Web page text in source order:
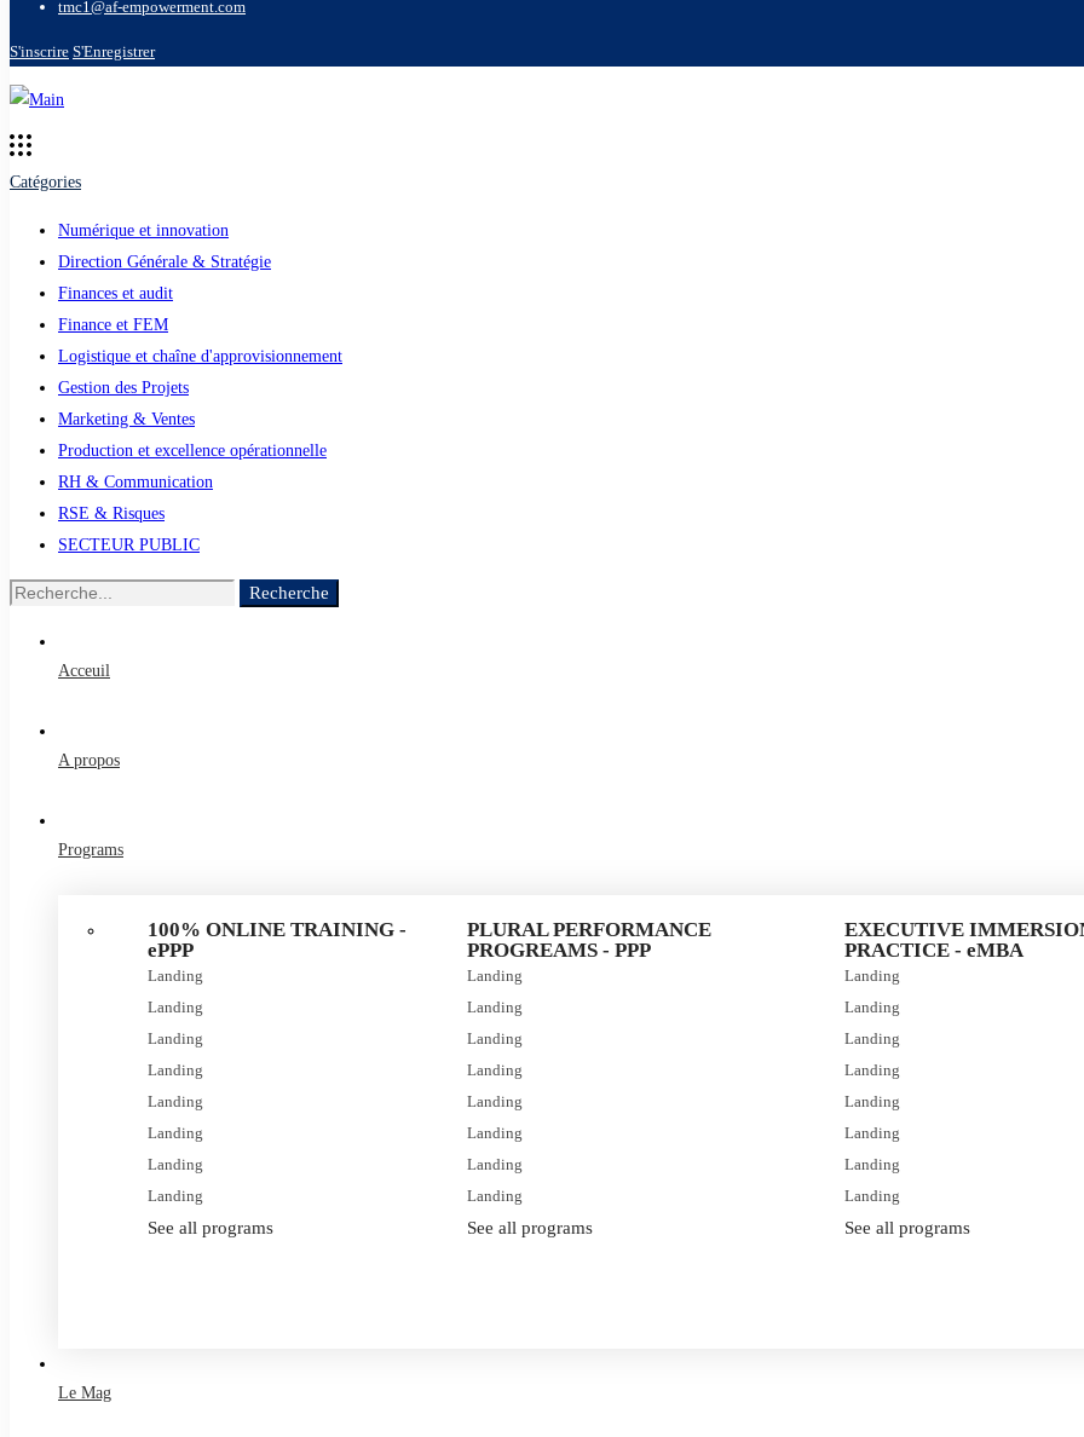
tmc1@af-empowerment.com
S'inscrire S'Enregistrer
Catégories
Numérique et innovation
Direction Générale & Stratégie
Finances et audit
Finance et FEM
Logistique et chaîne d'approvisionnement
Gestion des Projets
Marketing & Ventes
Production et excellence opérationnelle
RH & Communication
RSE & Risques
SECTEUR PUBLIC
Recherche
Acceuil
A propos
Programs
100% ONLINE TRAINING -
ePPP
Landing
Landing
Landing
Landing
Landing
Landing
Landing
Landing
See all programs
PLURAL PERFORMANCE
PROGREAMS - PPP
Landing
Landing
Landing
Landing
Landing
Landing
Landing
Landing
See all programs
EXECUTIVE
PRACTICE - eMBA
Landing
Landing
Landing
Landing
Landing
Landing
Landing
Landing
See all programs
Le Mag